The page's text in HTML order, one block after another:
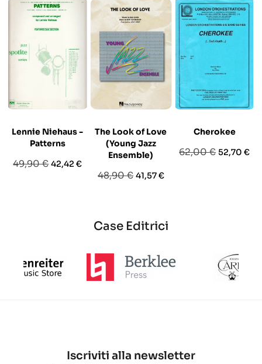
Lennie Niehaus -
Patterns
Prezzo
49,90 €Prezzo
42,42 €
The Look of Love
(Young Jazz
Ensemble)
Prezzo
48,90 € Prezzo
41,57 €
Cherokee
Prezzo
62,00 € Prezzo
52,70 €
Case Editrici
Iscriviti alla newsletter